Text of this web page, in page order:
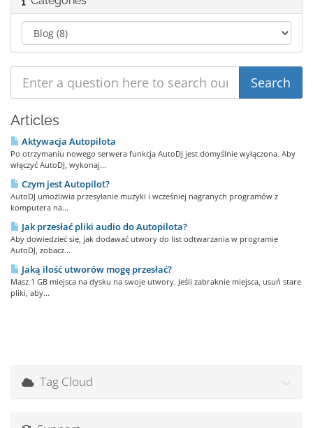
Articles
Aktywacja Autopilota
Po otrzymaniu nowego serwera funkcja AutoDJ jest domyślnie wyłączona. Aby
włączyć AutoDJ, wykonaj...
Czym jest Autopilot?
AutoDJ umożliwia przesyłanie muzyki i wcześniej nagranych programów z
komputera na...
Jak przesłać pliki audio do Autopilota?
Aby dowiedzieć się, jak dodawać utwory do list odtwarzania w programie
AutoDJ, zobacz...
Jaką ilość utworów mogę przesłać?
Masz 1 GB miejsca na dysku na swoje utwory. Jeśli zabraknie miejsca, usuń stare
pliki, aby...
Tag Cloud